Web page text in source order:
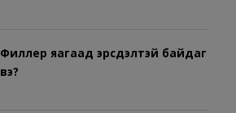
Филлер яагаад эрсдэлтэй байдаг
вэ?